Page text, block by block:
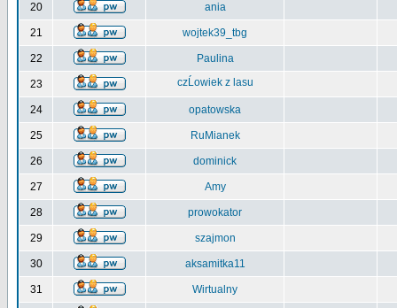
20 ania
21 wojtek39_tbg
22 Paulina
23 czĹowiek z lasu
24 opatowska
25 RuMianek
26 dominick
27 Amy
28 prowokator
29 szajmon
30 aksamitka11
31 Wirtualny